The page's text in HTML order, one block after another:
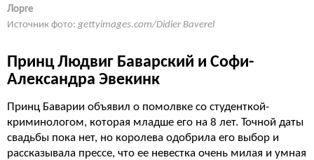
Лорге
Источник фото: gettyimages.com/Didier Baverel
Принц Людвиг Баварский и Софи-
Александра Эвекинк
Принц Баварии объявил о помолвке со студенткой-
криминологом, которая младше его на 8 лет. Точной даты
свадьбы пока нет, но королева одобрила его выбор и
рассказывала прессе, что ее невестка очень милая и умная